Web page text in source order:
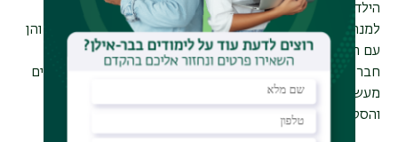
הילד או של המבוגר, ומתקיימת באווירה תומכת עם קשר אישי
למנחים. שיתופי פעולה בין-מגמתיים (הן עם המגמה הקלינית והן
עם המגמות המחקריות בקוגניציה, רגש, ומוח, ובפסיכולוגיה
חברתית-ארגונית) מאפשרים בחירה מגוונת של מנחים, חיבורים
מעשירים בין תחומי ידע, והכשרה שמלווה את הסטודנטיות
והסטודנטים בכל שלב, מקצועית ואישית.